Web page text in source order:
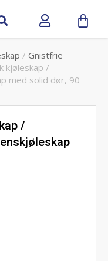
/ Gnistfrie
kjøleskap /
med solid dør, 90
/